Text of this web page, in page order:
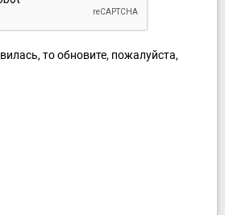
то обновите, пожалуйста,